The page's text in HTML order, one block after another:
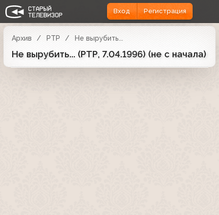
Вход Регистрация
Архив РТР Не вырубить...
Не вырубить... (РТР, 7.04.1996) (не с начала)